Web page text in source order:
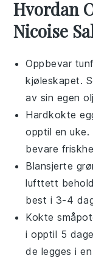
Hvordan
Nicoise
Oppbevar
kjøleskapet.
av sin egen
Hardkokte
opptil en
bevare
Blansjerte
lufttett
best i 3-4
Kokte
i opptil 5
de legges i